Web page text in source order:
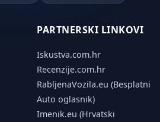
PARTNERSKI LINKOVI
Iskustva.com.hr
Recenzije.com.hr
RabljenaVozila.eu (Besplatni
Auto oglasnik)
Imenik.eu (Hrvatski